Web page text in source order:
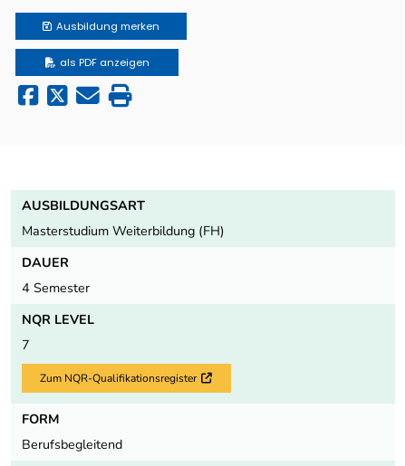
Ausbildung merken
als PDF anzeigen
AUSBILDUNGSART
Masterstudium Weiterbildung (FH)
DAUER
4 Semester
NQR LEVEL
7
Zum NQR-Qualifikationsregister Externer Link
FORM
Berufsbegleitend